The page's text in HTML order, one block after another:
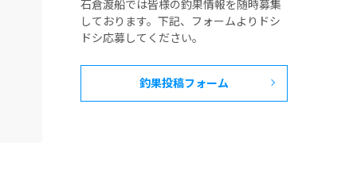
石倉渡船では皆様の釣果情報を随時募集
しております。下記、フォームよりドシ
ドシ応募してください。
釣果投稿フォーム